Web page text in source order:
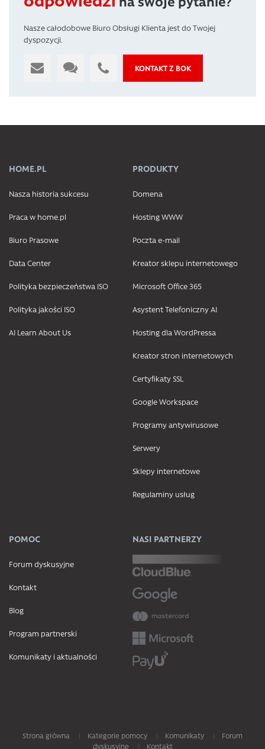
Nasze całodobowe Biuro Obsługi Klienta jest do Twojej
dyspozycji.
KONTAKT Z BOK
HOME.PL
Nasza historia sukcesu
Praca w home.pl
Biuro Prasowe
Data Center
Polityka bezpieczeństwa ISO
Polityka jakości ISO
AI Learn About Us
PRODUKTY
Domena
Hosting WWW
Poczta e-mail
Kreator sklepu internetowego
Microsoft Office 365
Asystent Telefoniczny AI
Hosting dla WordPressa
Kreator stron internetowych
Certyfikaty SSL
Google Workspace
Programy antywirusowe
Serwery
Sklepy internetowe
Regulaminy usług
POMOC
Forum dyskusyjne
Kontakt
Blog
Program partnerski
Komunikaty i aktualności
NASI PARTNERZY
Strona główna Kategorie pomocy Komunikaty
Forum
dyskusyjne
Kontakt